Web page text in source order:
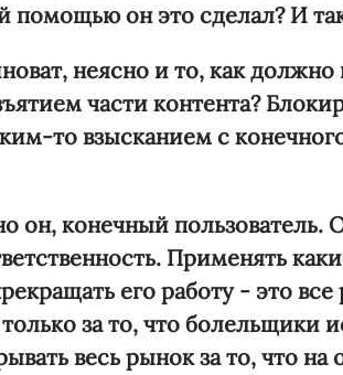
помощью он это сделал? И
неясно и то, как должно
части контента?
то взысканием с
он, конечный пользователь.
Применять
его работу - это все
за то, что болельщики
весь рынок за то, что на